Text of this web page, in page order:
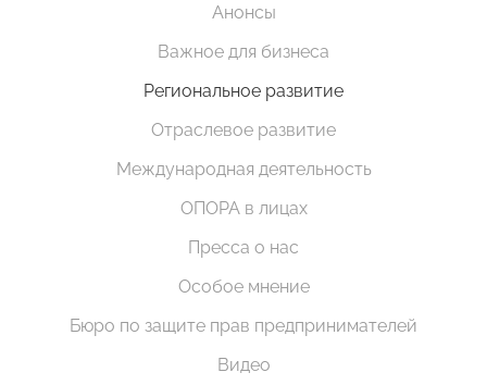
Анонсы
Важное для бизнеса
Региональное развитие
Отраслевое развитие
Международная деятельность
ОПОРА в лицах
Пресса о нас
Особое мнение
Бюро по защите прав предпринимателей
Видео